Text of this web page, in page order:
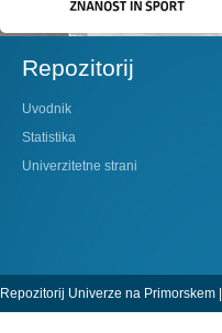
Repozitorij
Uvodnik
Statistika
Univerzitetne strani
Repozitorij Univerze na Primorskem |